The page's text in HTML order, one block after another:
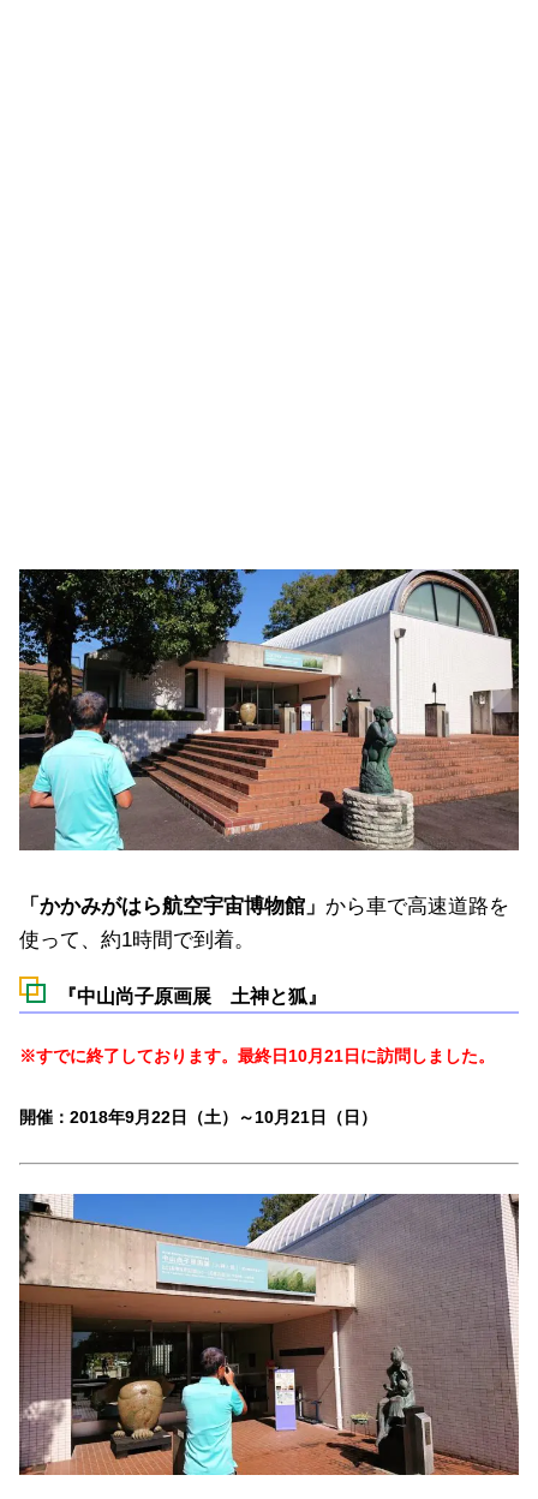
「かかみがはら航空宇宙博物館」 から車で高速道路を
使って、約1時間で到着。
『中山尚子原画展 土神と狐』
※すでに終了しております。最終日10月21日に訪問しました。
開催：2018年9月22日（土）～10月21日（日）